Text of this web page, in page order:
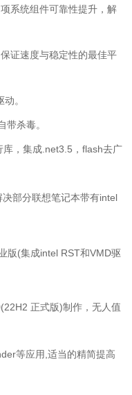
系统组件可靠性提升，解
证速度与稳定性的最佳平
。
带杀毒。
库，集成.net3.5，flash去广
部分联想笔记本带有intel
版(集成intel RST和VMD驱
正式版)制作，无人值
等应用,适当的精简提高